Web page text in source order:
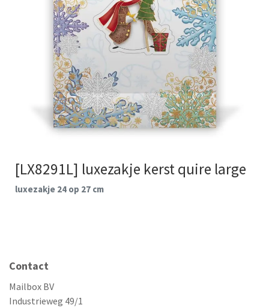
[LX8291L] luxezakje kerst quire large
luxezakje 24 op 27 cm
Contact
Mailbox BV
Industrieweg 49/1